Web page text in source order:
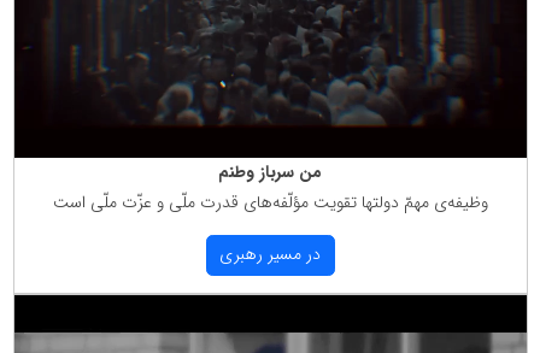
من سرباز وطنم
وظیفه‌ی مهمّ دولتها تقویت مؤلّفه‌های قدرت ملّی و عزّت ملّی است
در مسیر رهبری